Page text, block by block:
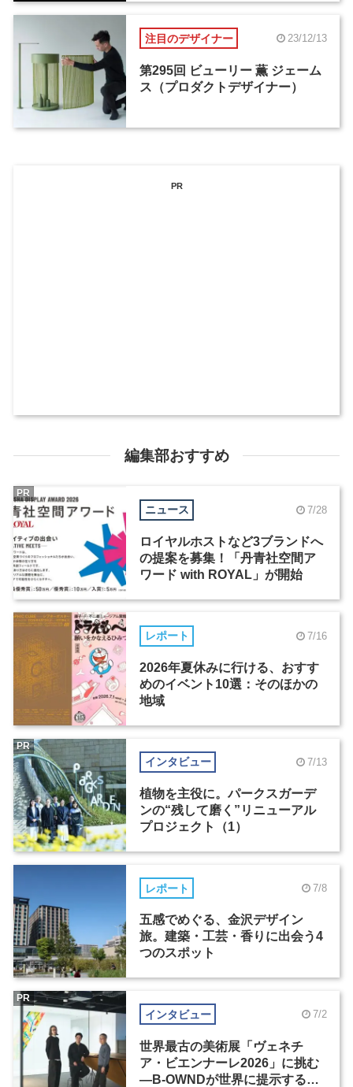
注目のデザイナー 23/12/13
第295回 ビューリー 薫 ジェーム
ス（プロダクトデザイナー）
PR
編集部おすすめ
ニュース 7/28
ロイヤルホストなど3ブランドへ
の提案を募集！「丹青社空間ア
ワード with ROYAL」が開始
PR
レポート 7/16
2026年夏休みに行ける、おすす
めのイベント10選：そのほかの
地域
インタビュー 7/13
植物を主役に。パークスガーデ
ンの“残して磨く”リニューアル
プロジェクト（1）
PR
レポート 7/8
五感でめぐる、金沢デザイン
旅。建築・工芸・香りに出会う4
つのスポット
インタビュー 7/2
世界最古の美術展「ヴェネチ
ア・ビエンナーレ2026」に挑む
―B-OWNDが世界に提示する美
PR